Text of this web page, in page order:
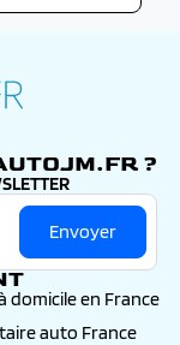
?
Envoyer
domicile en France
auto France